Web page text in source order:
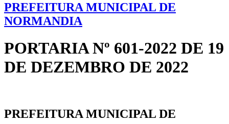
PREFEITURA MUNICIPAL DE
NORMANDIA
PORTARIA Nº 601-2022 DE 19
DE DEZEMBRO DE 2022
PREFEITURA MUNICIPAL DE